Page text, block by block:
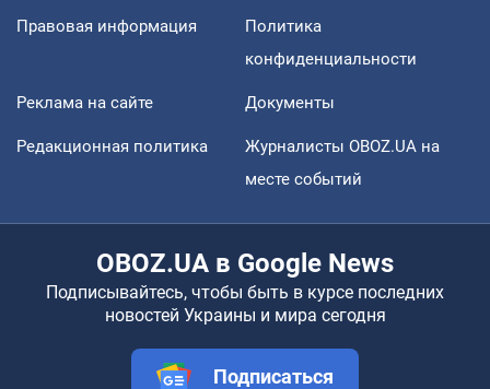
Правовая информация
Политика
конфиденциальности
Реклама на сайте Документы
Редакционная политика
Журналисты OBOZ.UA на
месте событий
OBOZ.UA в Google News
Подписывайтесь, чтобы быть в курсе последних
новостей Украины и мира сегодня
Подписаться